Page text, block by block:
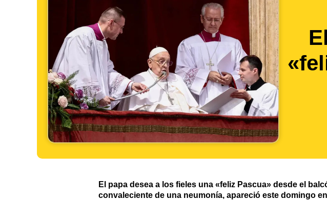
El papa desea a los fieles una «feliz Pascua» desde el
convaleciente de una neumonía, apareció este domingo